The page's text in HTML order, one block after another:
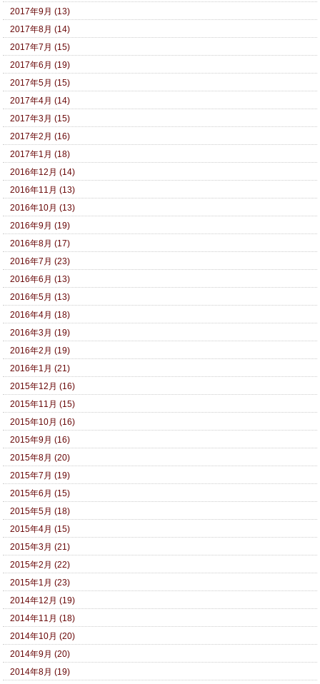
2017年9月 (13)
2017年8月 (14)
2017年7月 (15)
2017年6月 (19)
2017年5月 (15)
2017年4月 (14)
2017年3月 (15)
2017年2月 (16)
2017年1月 (18)
2016年12月 (14)
2016年11月 (13)
2016年10月 (13)
2016年9月 (19)
2016年8月 (17)
2016年7月 (23)
2016年6月 (13)
2016年5月 (13)
2016年4月 (18)
2016年3月 (19)
2016年2月 (19)
2016年1月 (21)
2015年12月 (16)
2015年11月 (15)
2015年10月 (16)
2015年9月 (16)
2015年8月 (20)
2015年7月 (19)
2015年6月 (15)
2015年5月 (18)
2015年4月 (15)
2015年3月 (21)
2015年2月 (22)
2015年1月 (23)
2014年12月 (19)
2014年11月 (18)
2014年10月 (20)
2014年9月 (20)
2014年8月 (19)